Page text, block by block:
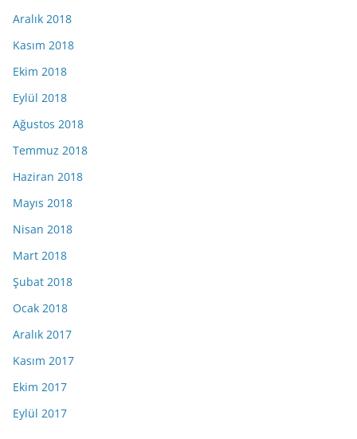
Aralık 2018
Kasım 2018
Ekim 2018
Eylül 2018
Ağustos 2018
Temmuz 2018
Haziran 2018
Mayıs 2018
Nisan 2018
Mart 2018
Şubat 2018
Ocak 2018
Aralık 2017
Kasım 2017
Ekim 2017
Eylül 2017